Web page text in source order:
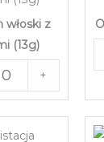
włoski z
(13g)
+